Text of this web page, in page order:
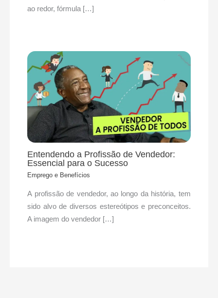
ao redor, fórmula […]
Entendendo a Profissão de Vendedor:
Essencial para o Sucesso
Emprego e Benefícios
A profissão de vendedor, ao longo da história, tem
sido alvo de diversos estereótipos e preconceitos.
A imagem do vendedor […]